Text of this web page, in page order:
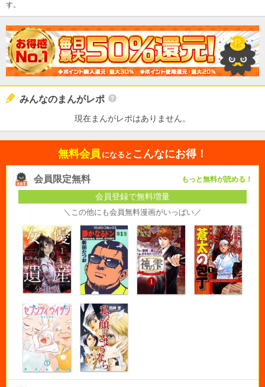
す。
みんなのまんがレポ
現在まんがレポはありません。
無料会員 になると こんなにお得！
会員限定無料 もっと無料が読める！
会員登録で無料増量
＼この他にも会員無料漫画がいっぱい／